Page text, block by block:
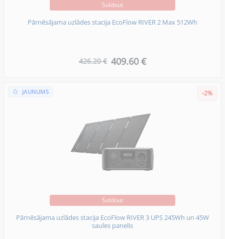
Soldout
Pārnēsājama uzlādes stacija EcoFlow RIVER 2 Max 512Wh
426.20 € 409.60 €
JAUNUMS -2%
Soldout
Pārnēsājama uzlādes stacija EcoFlow RIVER 3 UPS 245Wh un 45W
saules panelis